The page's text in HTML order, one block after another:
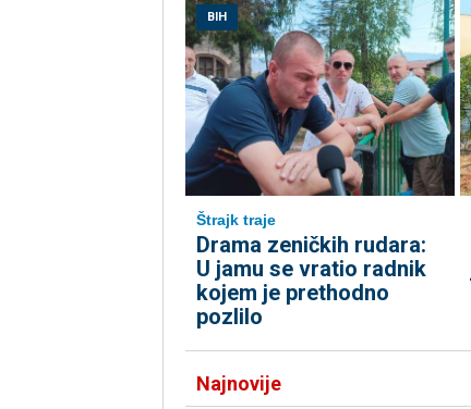
BIH
Štrajk traje
Drama zeničkih rudara:
U jamu se vratio radnik
kojem je prethodno
pozlilo
Najnovije